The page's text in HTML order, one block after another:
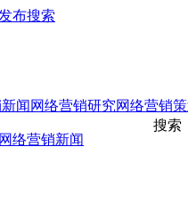
发布搜索
闻 网络营销研究网络营销策
网络营销新闻
搜索